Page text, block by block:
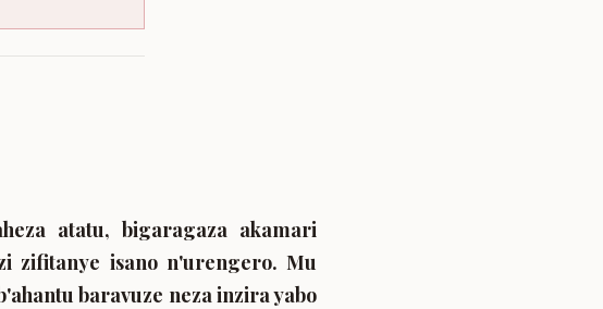
atatu, bigaragaza akamari
zifitanye isano n'urengero. Mu
baravuze neza inzira yabo